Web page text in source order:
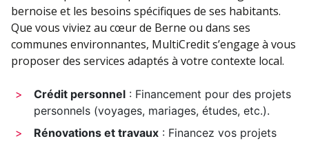
bernoise et les besoins spécifiques de ses habitants.
Que vous viviez au cœur de Berne ou dans ses
communes environnantes, MultiCredit s’engage à vous
proposer des services adaptés à votre contexte local.
Crédit personnel : Financement pour des projets
personnels (voyages, mariages, études, etc.).
Rénovations et travaux : Financez vos projets